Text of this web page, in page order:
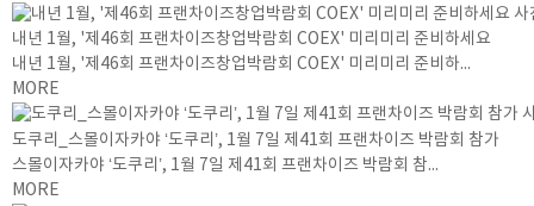
내년 1월, '제46회 프랜차이즈창업박람회 COEX' 미리미리 준비하세요
내년 1월, '제46회 프랜차이즈창업박람회 COEX' 미리미리 준비하...
MORE
도쿠리_스몰이자카야 ‘도쿠리’, 1월 7일 제41회 프랜차이즈 박람회 참가
스몰이자카야 ‘도쿠리’, 1월 7일 제41회 프랜차이즈 박람회 참...
MORE